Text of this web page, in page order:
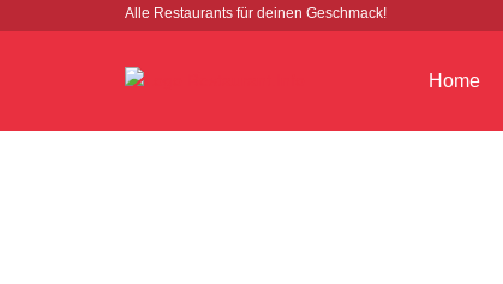
Alle Restaurants für deinen Geschmack!
Home